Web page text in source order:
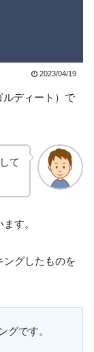
2023/04/19
ルディート）で
て
す。
ングしたものを
グです。